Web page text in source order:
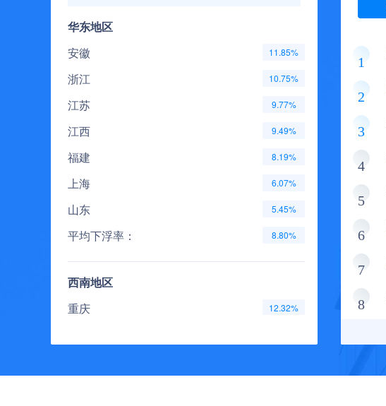
华东地区
安徽
11.85%
浙江 10.75%
江苏 9.77%
江西 9.49%
福建 8.19%
上海 6.07%
山东 5.45%
平均下浮率： 8.80%
西南地区
重庆
12.32%
1
2
3
4
5
6
7
8